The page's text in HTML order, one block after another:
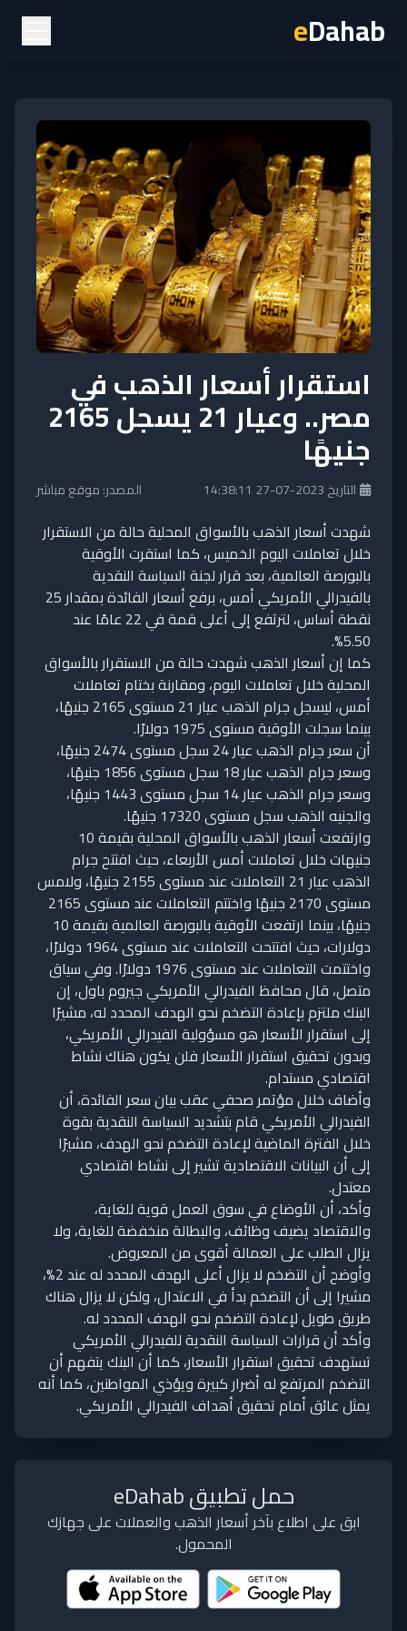
eDahab
استقرار أسعار الذهب في
مصر.. وعيار 21 يسجل 2165
جنيهًا
التاريخ 2023-07-27 14:38:11 المصدر: موقع مباشر
شهدت أسعار الذهب بالأسواق المحلية حالة من الاستقرار
خلال تعاملات اليوم الخميس، كما استقرت الأوقية
بالبورصة العالمية، بعد قرار لجنة السياسة النقدية
بالفيدرالي الأمريكي أمس، برفع أسعار الفائدة بمقدار 25
نقطة أساس، لترتفع إلى أعلى قمة في 22 عامًا عند
5.50%.
كما إن أسعار الذهب شهدت حالة من الاستقرار بالأسواق
المحلية خلال تعاملات اليوم، ومقارنة بختام تعاملات
أمس، ليسجل جرام الذهب عيار 21 مستوى 2165 جنيهًا،
بينما سجلت الأوقية مستوى 1975 دولارًا.
أن سعر جرام الذهب عيار 24 سجل مستوى 2474 جنيهًا،
وسعر جرام الذهب عيار 18 سجل مستوى 1856 جنيهًا،
وسعر جرام الذهب عيار 14 سجل مستوى 1443 جنيهًا،
والجنيه الذهب سجل مستوى 17320 جنيهًا.
وارتفعت أسعار الذهب بالأسواق المحلية بقيمة 10
جنيهات خلال تعاملات أمس الأربعاء، حيث افتتح جرام
الذهب عيار 21 التعاملات عند مستوى 2155 جنيهًا، ولامس
مستوى 2170 جنيهًا واختتم التعاملات عند مستوى 2165
جنيهًا، بينما ارتفعت الأوقية بالبورصة العالمية بقيمة 10
دولارات، حيث افتتحت التعاملات عند مستوى 1964 دولارًا،
واختتمت التعاملات عند مستوى 1976 دولارًا. وفي سياق
متصل، قال محافظ الفيدرالي الأمريكي جيروم باول، إن
البنك ملتزم بإعادة التضخم نحو الهدف المحدد له، مشيرًا
إلى استقرار الأسعار هو مسؤولية الفيدرالي الأمريكي،
وبدون تحقيق استقرار الأسعار فلن يكون هناك نشاط
اقتصادي مستدام.
وأضاف خلال مؤتمر صحفي عقب بيان سعر الفائدة، أن
الفيدرالي الأمريكي قام بتشديد السياسة النقدية بقوة
خلال الفترة الماضية لإعادة التضخم نحو الهدف، مشيرًا
إلى أن البيانات الاقتصادية تشير إلى نشاط اقتصادي
معتدل.
وأكد، أن الأوضاع في سوق العمل قوية للغاية،
والاقتصاد يضيف وظائف، والبطالة منخفضة للغاية، ولا
يزال الطلب على العمالة أقوى من المعروض.
وأوضح أن التضخم لا يزال أعلى الهدف المحدد له عند 2%،
مشيرا إلى أن التضخم بدأ في الاعتدال، ولكن لا يزال هناك
طريق طويل لإعادة التضخم نحو الهدف المحدد له.
وأكد أن قرارات السياسة النقدية للفيدرالي الأمريكي
تستهدف تحقيق استقرار الأسعار، كما أن البنك يتفهم أن
التضخم المرتفع له أضرار كبيرة ويؤذي المواطنين، كما أنه
يمثل عائق أمام تحقيق أهداف الفيدرالي الأمريكي.
حمل تطبيق eDahab
ابق على اطلاع بآخر أسعار الذهب والعملات على جهازك
المحمول.